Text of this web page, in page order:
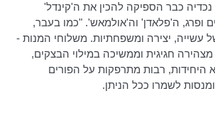
נכדיה כבר הספיקה להכין את ה'קינדל'
ופרג, ה'פלאדן' וה'אולמאש'. "כמו בעבר,
עשייה, יצירה ומשפחתיות. משלוחי המנות -
חגיגית וממשיכה במילוי הבצקים,
היחידות, רבות מתרפקות על הפורים
לשמרו ככל הניתן.